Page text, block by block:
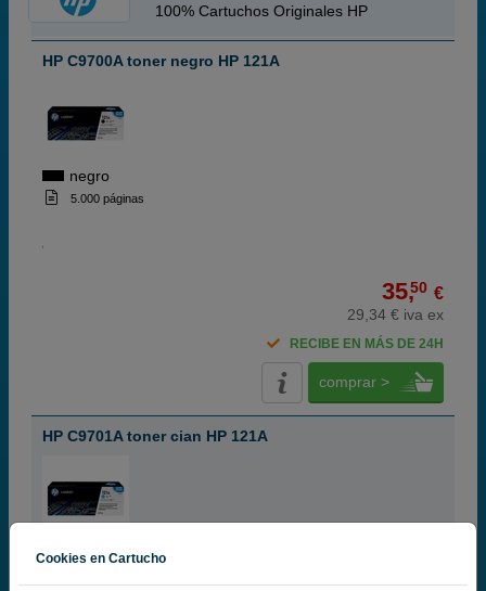
100% Cartuchos Originales HP
HP C9700A toner negro HP 121A
negro
5.000 páginas
35,50 €
29,34 € iva ex
RECIBE EN MÁS DE 24H
comprar >
HP C9701A toner cian HP 121A
cian
Cookies en Cartucho